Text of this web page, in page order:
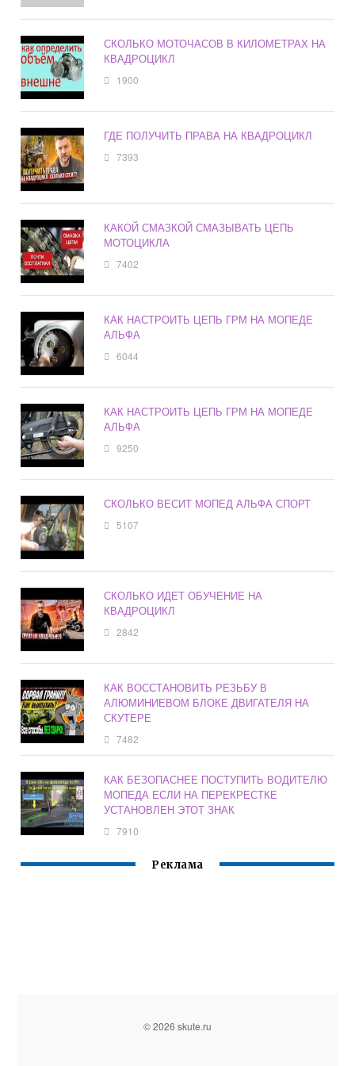
СКОЛЬКО МОТОЧАСОВ В КИЛОМЕТРАХ НА
КВАДРОЦИКЛ
1900
ГДЕ ПОЛУЧИТЬ ПРАВА НА КВАДРОЦИКЛ
7393
КАКОЙ СМАЗКОЙ СМАЗЫВАТЬ ЦЕПЬ
МОТОЦИКЛА
7402
КАК НАСТРОИТЬ ЦЕПЬ ГРМ НА МОПЕДЕ
АЛЬФА
6044
КАК НАСТРОИТЬ ЦЕПЬ ГРМ НА МОПЕДЕ
АЛЬФА
9250
СКОЛЬКО ВЕСИТ МОПЕД АЛЬФА СПОРТ
5107
СКОЛЬКО ИДЕТ ОБУЧЕНИЕ НА
КВАДРОЦИКЛ
2842
КАК ВОССТАНОВИТЬ РЕЗЬБУ В
АЛЮМИНИЕВОМ БЛОКЕ ДВИГАТЕЛЯ НА
СКУТЕРЕ
7482
КАК БЕЗОПАСНЕЕ ПОСТУПИТЬ ВОДИТЕЛЮ
МОПЕДА ЕСЛИ НА ПЕРЕКРЕСТКЕ
УСТАНОВЛЕН ЭТОТ ЗНАК
7910
Реклама
© 2026 skute.ru